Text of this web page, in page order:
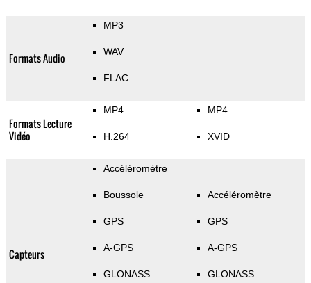
Formats Audio
MP3
WAV
FLAC
Formats Lecture
Vidéo
MP4
H.264
MP4
XVID
Capteurs
Accéléromètre
Boussole
GPS
A-GPS
GLONASS
Accéléromètre
GPS
A-GPS
GLONASS